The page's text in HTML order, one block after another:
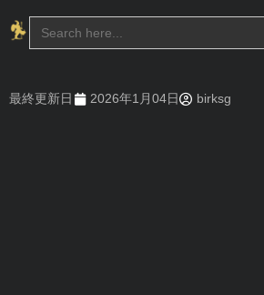
Search
for:
最終更新日 2026年1月04日 birksg